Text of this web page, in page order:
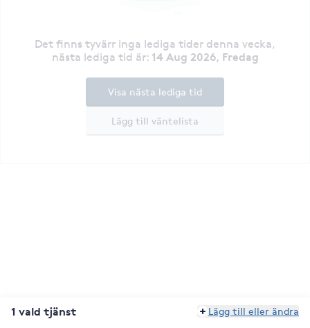
Det finns tyvärr inga lediga tider denna vecka,
nästa lediga tid är: 14 Aug 2026, Fredag
Lägg till väntelista
Visa nästa lediga tid
1 vald tjänst Lägg till eller ändra